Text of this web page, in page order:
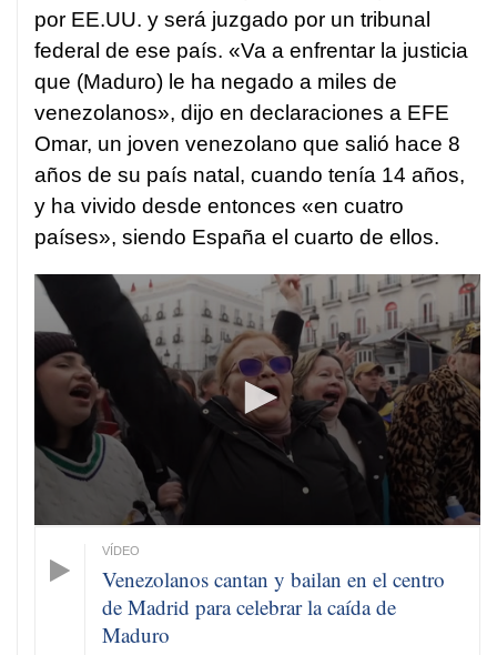
por EE.UU. y será juzgado por un tribunal
federal de ese país. «Va a enfrentar la justicia
que (Maduro) le ha negado a miles de
venezolanos», dijo en declaraciones a EFE
Omar, un joven venezolano que salió hace 8
años de su país natal, cuando tenía 14 años,
y ha vivido desde entonces «en cuatro
países», siendo España el cuarto de ellos.
0
seconds
1
minute,
19
seconds
Venezolanos cantan y bailan en el centro
de Madrid para celebrar la caída de
Maduro